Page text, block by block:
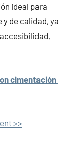
ideal para
de calidad, ya
cimentación
>>